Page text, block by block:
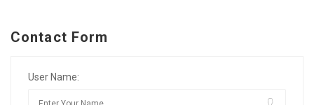
Contact Form
User Name: